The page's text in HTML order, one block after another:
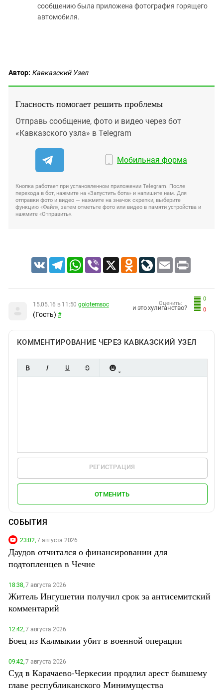
сообщению была приложена фотография горящего
автомобиля.
Автор: Кавказский Узел
Гласность помогает решить проблемы
Отправь сообщение, фото и видео через бот
«Кавказского узла» в Telegram
Мобильная форма
Кнопка работает при установленном приложении Telegram. После
перехода в бот, нажмите на «Запустить бота» и напишите нам. Для
отправки фото и видео — нажмите на значок скрепки, выберите
функцию «Файл», затем отметьте фото или видео в памяти устройства и
нажмите «Отправить».
VK TelegramWhatsApp
Viber X Odnoklassniki
LiveJournal
Email Print
0
0
Оценить:
15.05.16 в 11:50 golotemsoc
(Гость) #
и это хулиганство?
КОММЕНТИРОВАНИЕ ЧЕРЕЗ КАВКАЗСКИЙ УЗЕЛ
РЕГИСТРАЦИЯ
ОТМЕНИТЬ
СОБЫТИЯ
23:02,7 августа 2026
Даудов отчитался о финансировании для
подтопленцев в Чечне
18:38,7 августа 2026
Житель Ингушетии получил срок за антисемитский
комментарий
12:42,7 августа 2026
Боец из Калмыкии убит в военной операции
09:42,7 августа 2026
Суд в Карачаево-Черкесии продлил арест бывшему
главе республиканского Минимущества